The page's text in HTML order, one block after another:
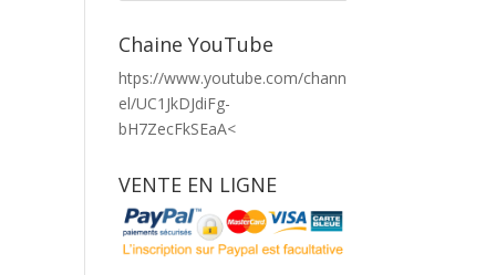
Chaine YouTube
htps://www.youtube.com/chann
el/UC1JkDJdiFg-
bH7ZecFkSEaA<
VENTE EN LIGNE